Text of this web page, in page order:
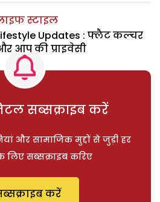
स्टाइल
Updates : फ्लैट कल्चर
आप की प्राइवेसी
सब्सक्राइब करें
और सामाजिक मुद्दों से जुड़ी हर
लिए सब्सक्राइब करिए
करें